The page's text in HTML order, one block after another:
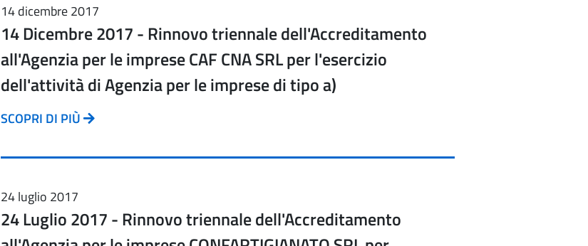
14 dicembre 2017
14 Dicembre 2017 - Rinnovo triennale dell'Accreditamento
all'Agenzia per le imprese CAF CNA SRL per l'esercizio
dell'attività di Agenzia per le imprese di tipo a)
SCOPRI DI PIÙ
24 luglio 2017
24 Luglio 2017 - Rinnovo triennale dell'Accreditamento